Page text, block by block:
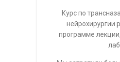
Курс по
нейрохирургии
программе